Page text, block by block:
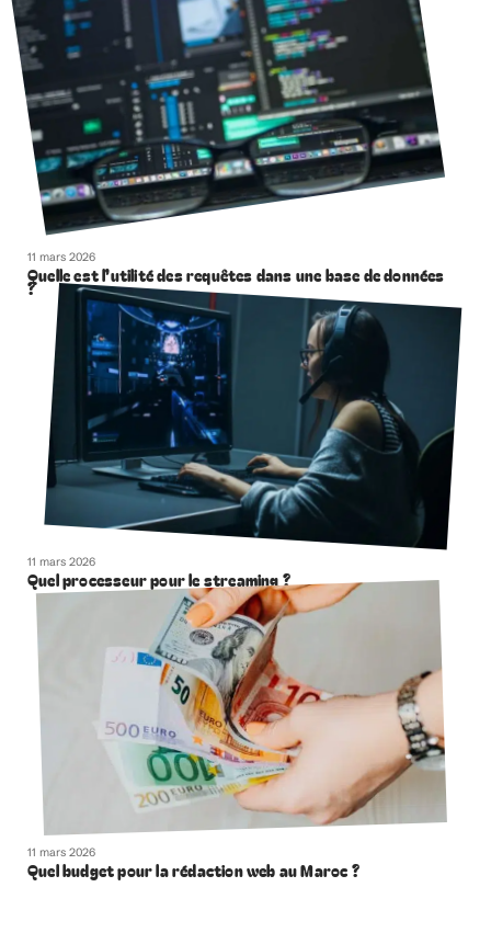
11 mars 2026
Quelle est l’utilité des requêtes dans une base de données
?
11 mars 2026
Quel processeur pour le streaming ?
11 mars 2026
Quel budget pour la rédaction web au Maroc ?